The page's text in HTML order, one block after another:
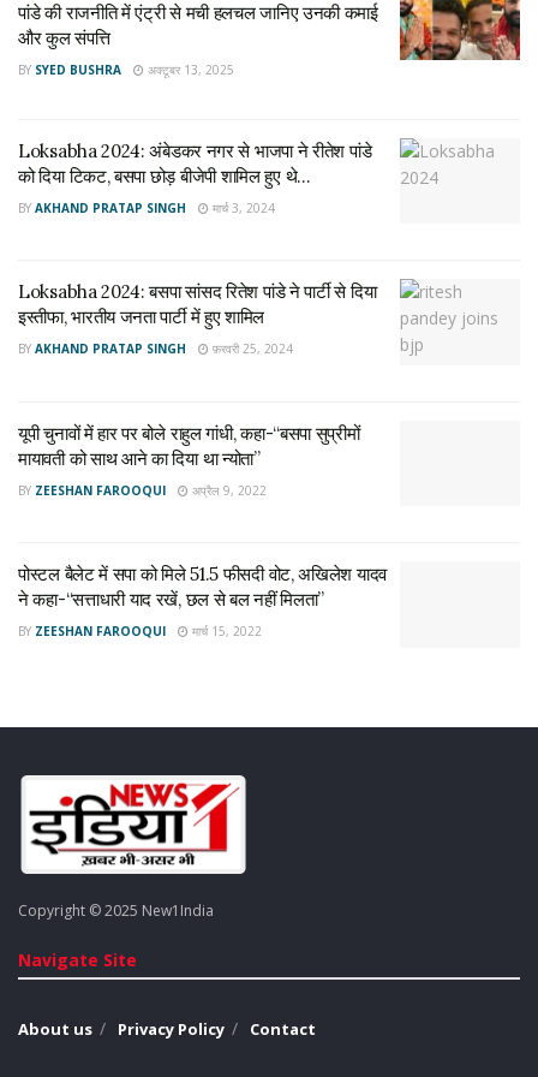
पिछले 2 वर्षों से लोक सभा में BSP के संसदीय दल के नेता के रूप में मुझे
मिला। 1/2
— Ritesh Pandey (@mpriteshpandey)
अम्बेडकरनगर के साथियों को उनके निरंतर समर्थन के लिए तहे दिल से
धन्यवाद, आपकी आवाज़ लोकसभा में पूरी मज़बूती से रखता रहूंगा।
धन्यवाद, आपकी आवाज़ लोकसभा में पूरी मज़बूती से रखता रहूँगा। 2/2
— Ritesh Pandey (@mpriteshpandey)
पांडे की राजनीति में एंट्री से मची हलचल जानिए उनकी कमाई
और कुल संपत्ति
BY SYED BUSHRA अक्टूबर 13, 2025
Loksabha 2024: अंबेडकर नगर से भाजपा ने रीतेश पांडे
को दिया टिकट, बसपा छोड़ बीजेपी शामिल हुए थे…
BY AKHAND PRATAP SINGH मार्च 3, 2024
Loksabha 2024: बसपा सांसद रितेश पांडे ने पार्टी से दिया
इस्तीफा, भारतीय जनता पार्टी में हुए शामिल
BY AKHAND PRATAP SINGH फ़रवरी 25, 2024
यूपी चुनावों में हार पर बोले राहुल गांधी, कहा-“बसपा सुप्रीमों
मायावती को साथ आने का दिया था न्योता”
BY ZEESHAN FAROOQUI अप्रैल 9, 2022
पोस्टल बैलेट में सपा को मिले 51.5 फीसदी वोट, अखिलेश यादव
ने कहा-“सत्ताधारी याद रखें, छल से बल नहीं मिलता”
BY ZEESHAN FAROOQUI मार्च 15, 2022
Copyright © 2025 New1India
Navigate Site
About us Privacy Policy Contact